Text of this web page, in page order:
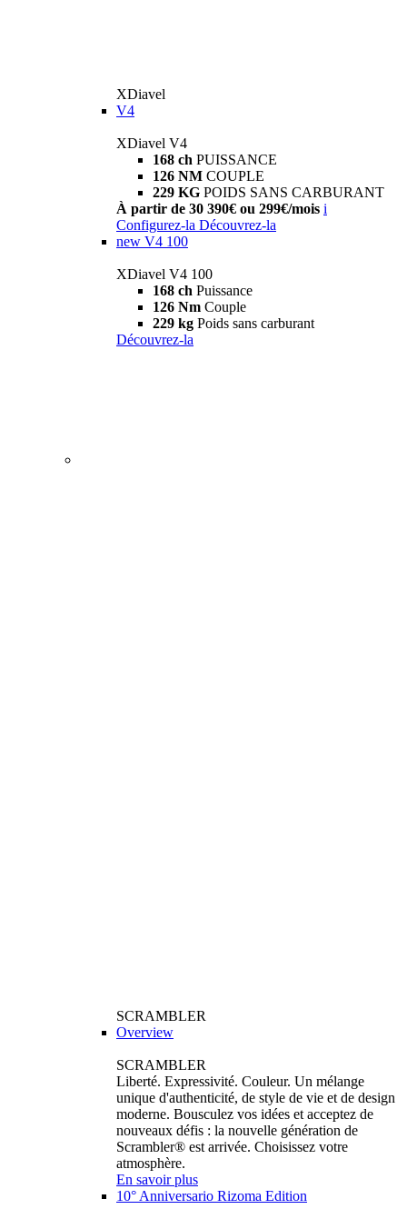
XDiavel
V4
XDiavel V4
168 ch PUISSANCE
126 NM COUPLE
229 KG POIDS SANS CARBURANT
À partir de 30 390€ ou 299€/mois i
Configurez-la Découvrez-la
new V4 100
XDiavel V4 100
168 ch Puissance
126 Nm Couple
229 kg Poids sans carburant
Découvrez-la
SCRAMBLER
Overview
SCRAMBLER
Liberté. Expressivité. Couleur. Un mélange
unique d'authenticité, de style de vie et de design
moderne. Bousculez vos idées et acceptez de
nouveaux défis : la nouvelle génération de
Scrambler® est arrivée. Choisissez votre
atmosphère.
En savoir plus
10° Anniversario Rizoma Edition